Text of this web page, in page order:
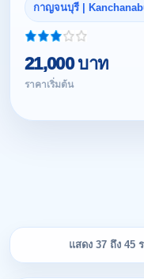
กาญจนบุรี |
21,000 บาท
ราคาเริ่มต้น
แสดง 37 ถึง 45